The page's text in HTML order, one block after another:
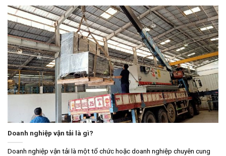
Doanh nghiệp vận tải là gì?
Doanh nghiệp vận tải là một tổ chức hoặc doanh nghiệp chuyên cung